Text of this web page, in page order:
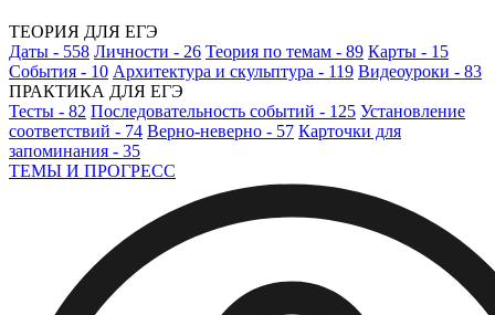
ТЕОРИЯ ДЛЯ ЕГЭ
Даты - 558 Личности - 26 Теория по темам - 89 Карты - 15
События - 10 Архитектура и скульптура - 119 Видеоуроки - 83
ПРАКТИКА ДЛЯ ЕГЭ
Тесты - 82 Последовательность событий - 125 Установление
соответствий - 74 Верно-неверно - 57 Карточки для
запоминания - 35
ТЕМЫ И ПРОГРЕСС